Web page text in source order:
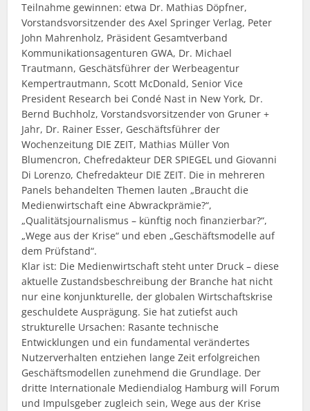
Teilnahme gewinnen: etwa Dr. Mathias Döpfner,
Vorstandsvorsitzender des Axel Springer Verlag, Peter
John Mahrenholz, Präsident Gesamtverband
Kommunikationsagenturen GWA, Dr. Michael
Trautmann, Geschätsführer der Werbeagentur
Kempertrautmann, Scott McDonald, Senior Vice
President Research bei Condé Nast in New York, Dr.
Bernd Buchholz, Vorstandsvorsitzender von Gruner +
Jahr, Dr. Rainer Esser, Geschäftsführer der
Wochenzeitung DIE ZEIT, Mathias Müller Von
Blumencron, Chefredakteur DER SPIEGEL und Giovanni
Di Lorenzo, Chefredakteur DIE ZEIT. Die in mehreren
Panels behandelten Themen lauten „Braucht die
Medienwirtschaft eine Abwrackprämie?“,
„Qualitätsjournalismus – künftig noch finanzierbar?“,
„Wege aus der Krise“ und eben „Geschäftsmodelle auf
dem Prüfstand“.
Klar ist: Die Medienwirtschaft steht unter Druck – diese
aktuelle Zustandsbeschreibung der Branche hat nicht
nur eine konjunkturelle, der globalen Wirtschaftskrise
geschuldete Ausprägung. Sie hat zutiefst auch
strukturelle Ursachen: Rasante technische
Entwicklungen und ein fundamental verändertes
Nutzerverhalten entziehen lange Zeit erfolgreichen
Geschäftsmodellen zunehmend die Grundlage. Der
dritte Internationale Mediendialog Hamburg will Forum
und Impulsgeber zugleich sein, Wege aus der Krise